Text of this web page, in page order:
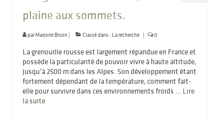
plaine aux sommets.
parMarjorie Bison | Classé dans : La recherche | 0
La grenouille rousse est largement répandue en France et
possède la particularité de pouvoir vivre à haute altitude,
jusqu’à 2500 m dans les Alpes. Son développement étant
fortement dépendant de la température, comment fait-
elle pour survivre dans ces environnements froids … Lire
la suite­­